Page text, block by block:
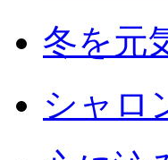
冬を元
シャロ